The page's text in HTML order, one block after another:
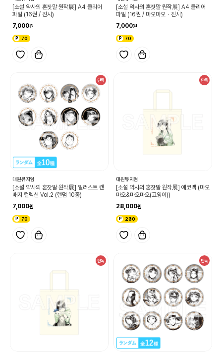
[소설 약사의 혼잣말 원작展] A4 클리어
파일 (16권 / 진시)
7,000
70
[소설 약사의 혼잣말 원작展] A4 클리어
파일 (16권 / 마오마오・진시)
7,000
70
단독
대원뮤지엄
[소설 약사의 혼잣말 원작展] 일러스트 캔
배지 컬렉션 Vol.2 (랜덤 10종)
7,000
70
단독
대원뮤지엄
[소설 약사의 혼잣말 원작展] 에코백 (마오
마오&마오마오(고양이))
28,000
280
단독 단독